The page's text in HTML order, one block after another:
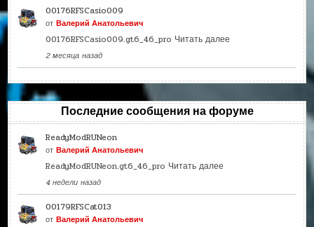
00176RFSCasio009
отВалерий Анатольевич
00176RFSCasio009.gt6_46_pro Читать далее
2 месяца назад
Последние сообщения на форуме
ReadyModRUNeon
отВалерий Анатольевич
ReadyModRUNeon.gt6_46_pro Читать далее
4 недели назад
00179RFSCat013
отВалерий Анатольевич